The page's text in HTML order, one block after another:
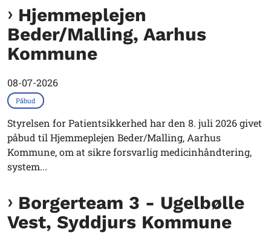
Hjemmeplejen
Beder/Malling, Aarhus
Kommune
08-07-2026
Påbud
Styrelsen for Patientsikkerhed har den 8. juli 2026 givet
påbud til Hjemmeplejen Beder/Malling, Aarhus
Kommune, om at sikre forsvarlig medicinhåndtering,
system...
Borgerteam 3 - Ugelbølle
Vest, Syddjurs Kommune